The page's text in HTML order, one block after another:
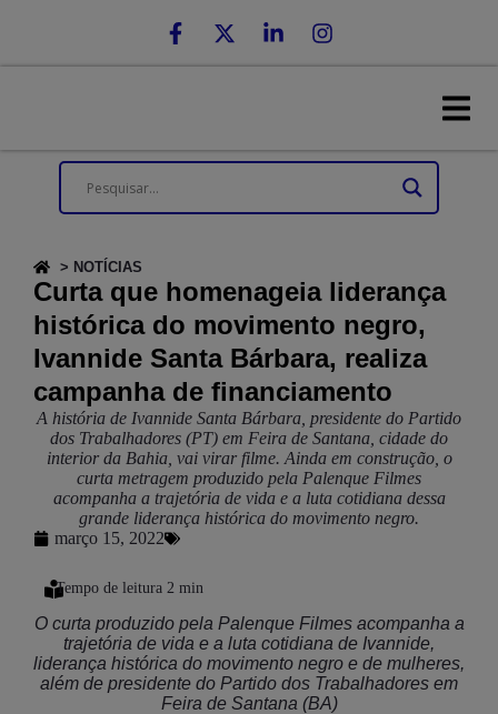
> NOTÍCIAS
Curta que homenageia liderança
histórica do movimento negro,
Ivannide Santa Bárbara, realiza
campanha de financiamento
A história de Ivannide Santa Bárbara, presidente do Partido
dos Trabalhadores (PT) em Feira de Santana, cidade do
interior da Bahia, vai virar filme. Ainda em construção, o
curta metragem produzido pela Palenque Filmes
acompanha a trajetória de vida e a luta cotidiana dessa
grande liderança histórica do movimento negro.
março 15, 2022
O curta produzido pela Palenque Filmes acompanha a
trajetória de vida e a luta cotidiana de Ivannide,
liderança histórica do movimento negro e de mulheres,
além de presidente do Partido dos Trabalhadores em
Feira de Santana (BA)